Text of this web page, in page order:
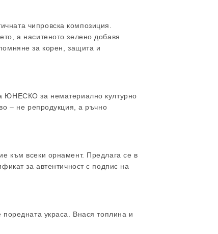
чипровска композиция.
а наситеното зелено добавя
за корен, защита и
ЮНЕСКО за нематериално културно
– не репродукция, а ръчно
към всеки орнамент. Предлага се в
за автентичност с подпис на
украса. Внася топлина и